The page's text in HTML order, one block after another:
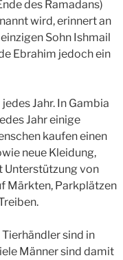
des Ramadans)
wird, erinnert an
Sohn Ishmail
Ebrahim jedoch ein
Jahr. In Gambia
Jahr einige
kaufen einen
neue Kleidung,
Unterstützung von
Märkten, Parkplätzen
sind in
Männer sind damit